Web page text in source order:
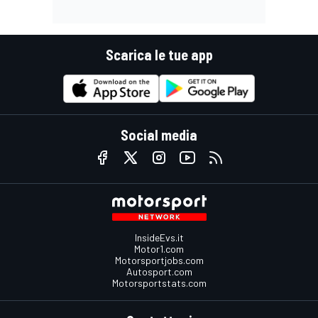
Scarica le tue app
Social media
InsideEvs.it
Motor1.com
Motorsportjobs.com
Autosport.com
Motorsportstats.com